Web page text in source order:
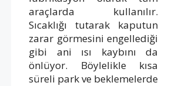
araçlarda kullanılır.
Sıcaklığı tutarak kaputun
zarar görmesini engellediği
gibi ani ısı kaybını da
önlüyor. Böylelikle kısa
süreli park ve beklemelerde